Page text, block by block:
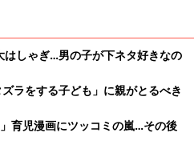
はしゃぎ…男の子が下ネタ好きなの
ラをする子ども」に親がとるべき
育児漫画にツッコミの嵐…その後